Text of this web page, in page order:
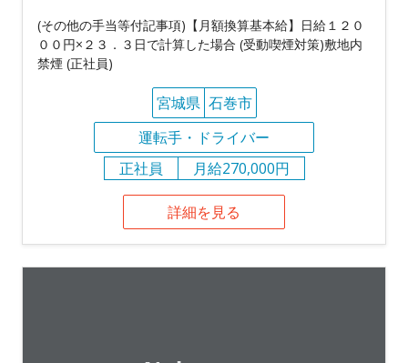
(その他の手当等付記事項)【月額換算基本給】日給１２０
００円×２３．３日で計算した場合 (受動喫煙対策)敷地内
禁煙 (正社員)
宮城県 石巻市
運転手・ドライバー
正社員
月給270,000円
詳細を見る